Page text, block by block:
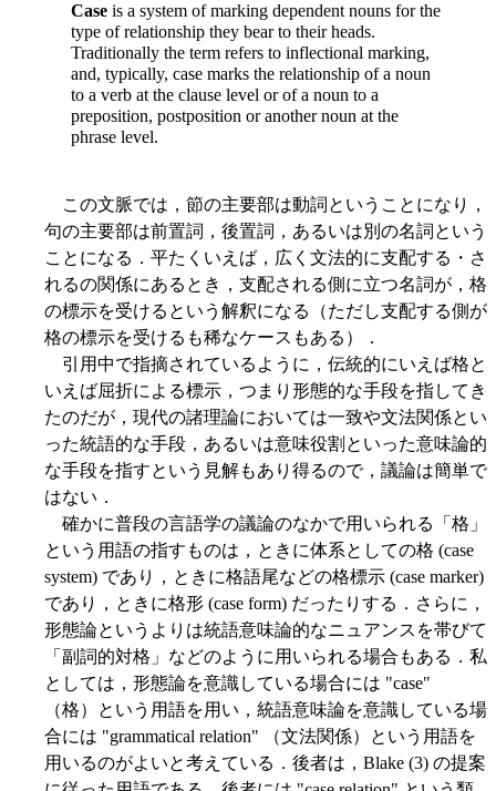
Case is a system of marking dependent nouns for the
type of relationship they bear to their heads.
Traditionally the term refers to inflectional marking,
and, typically, case marks the relationship of a noun
to a verb at the clause level or of a noun to a
preposition, postposition or another noun at the
phrase level.
この文脈では，節の主要部は動詞ということになり，
句の主要部は前置詞，後置詞，あるいは別の名詞という
ことになる．平たくいえば，広く文法的に支配する・さ
れるの関係にあるとき，支配される側に立つ名詞が，格
の標示を受けるという解釈になる（ただし支配する側が
格の標示を受けるも稀なケースもある）．
引用中で指摘されているように，伝統的にいえば格と
いえば屈折による標示，つまり形態的な手段を指してき
たのだが，現代の諸理論においては一致や文法関係とい
った統語的な手段，あるいは意味役割といった意味論的
な手段を指すという見解もあり得るので，議論は簡単で
はない．
確かに普段の言語学の議論のなかで用いられる「格」
という用語の指すものは，ときに体系としての格 (case
system) であり，ときに格語尾などの格標示 (case marker)
であり，ときに格形 (case form) だったりする．さらに，
形態論というよりは統語意味論的なニュアンスを帯びて
「副詞的対格」などのように用いられる場合もある．私
としては，形態論を意識している場合には "case"
（格）という用語を用い，統語意味論を意識している場
合には "grammatical relation" （文法関係）という用語を
用いるのがよいと考えている．後者は，Blake (3) の提案